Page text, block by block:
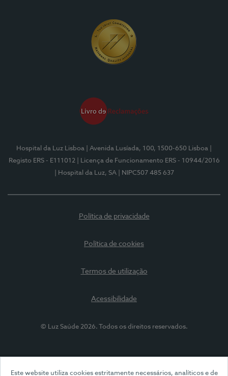
Este website utiliza cookies estritamente necessários, analíticos e de
Hospital da Luz Lisboa | Avenida Lusíada, 100, 1500-650 Lisboa
Registo ERS - E111012
| Licença de Funcionamento ERS - 10944/2016
| Hospital da Luz, SA
| NIPC507 485 637
Política de privacidade
Política de cookies
Termos de utilização
Acessibilidade
© Luz Saúde 2026. Todos os direitos reservados.